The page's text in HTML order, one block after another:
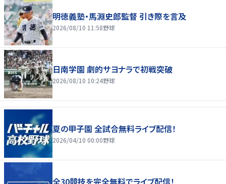
明徳義塾・馬淵史郎監督 引き際を言及
2026/08/10 11:58野球
日南学園 劇的サヨナラで初戦突破
2026/08/10 10:24野球
夏の甲子園 全試合無料ライブ配信！
2026/04/10 00:00野球